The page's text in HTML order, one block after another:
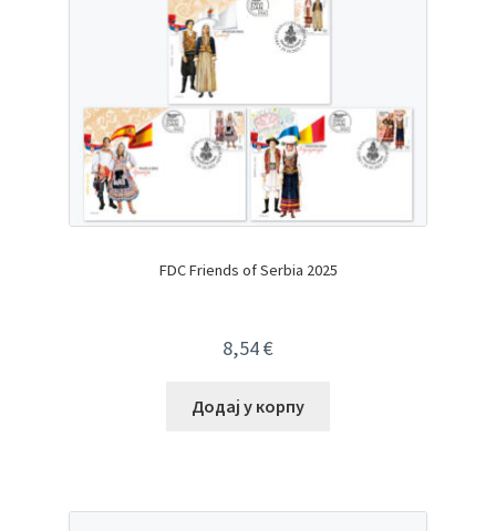
FDC Friends of Serbia 2025
8,54€
Додај у корпу